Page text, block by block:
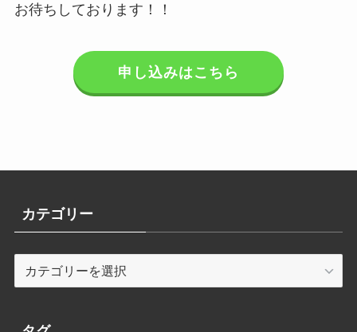
お待ちしております！！
申し込みはこちら
カテゴリー
テ